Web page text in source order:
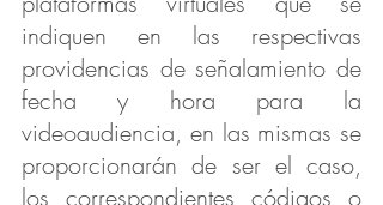
indiquen en las respectivas
providencias de señalamiento de
fecha y hora para la
videoaudiencia, en las mismas se
proporcionarán de ser el caso,
los correspondientes códigos o